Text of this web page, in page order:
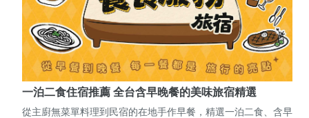
一泊二食住宿推薦 全台含早晚餐的美味旅宿精選
從主廚無菜單料理到民宿的在地手作早餐，精選一泊二食、含早